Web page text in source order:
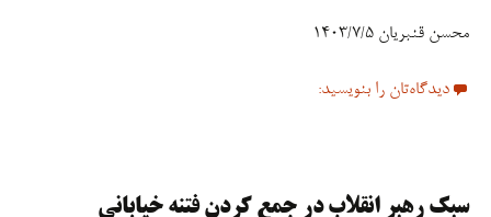
سبک رهبر انقلاب در جمع کردن فتنه خیابانی
امیر المومنین علیه السلام